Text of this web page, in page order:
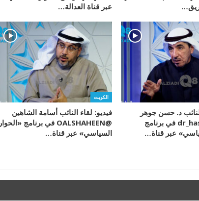
عبر قناة العدالة…
د. حسن جوهر
@dr_hasanjohar في برنامج
عبر قناة…
الكويت
فيديو: لقاء النائب أسامة الشاهين
@OALSHAHEEN في برنامج «الحوار
السياسي» عبر قناة…